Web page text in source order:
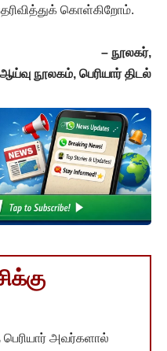
கொள்கிறோம்.
– நூலகர்,
ஆய்வு நூலகம், பெரியார் திடல்
அவர்களால்